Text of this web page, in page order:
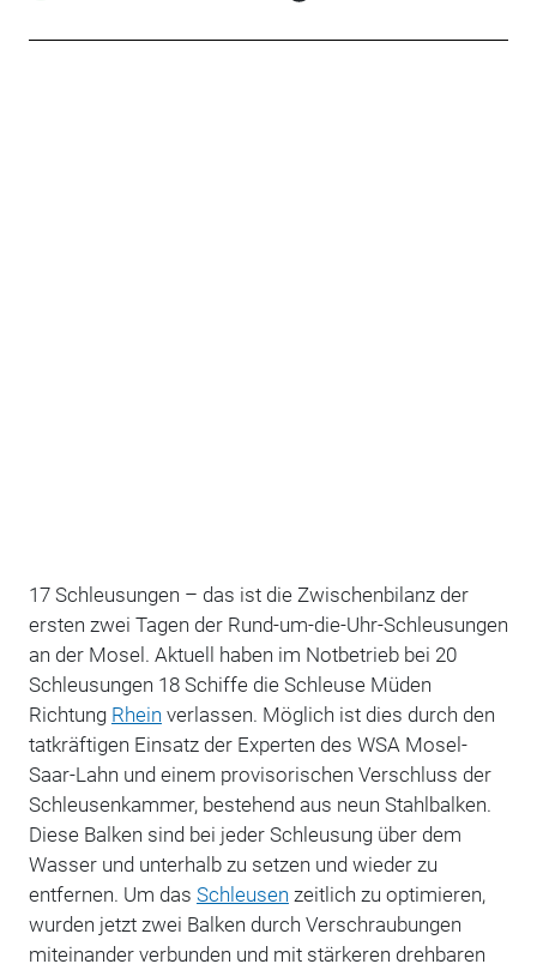
17 Schleusungen – das ist die Zwischenbilanz der
ersten zwei Tagen der Rund-um-die-Uhr-Schleusungen
an der Mosel. Aktuell haben im Notbetrieb bei 20
Schleusungen 18 Schiffe die Schleuse Müden
Richtung Rhein verlassen. Möglich ist dies durch den
tatkräftigen Einsatz der Experten des WSA Mosel-
Saar-Lahn und einem provisorischen Verschluss der
Schleusenkammer, bestehend aus neun Stahlbalken.
Diese Balken sind bei jeder Schleusung über dem
Wasser und unterhalb zu setzen und wieder zu
entfernen. Um das Schleusen zeitlich zu optimieren,
wurden jetzt zwei Balken durch Verschraubungen
miteinander verbunden und mit stärkeren drehbaren